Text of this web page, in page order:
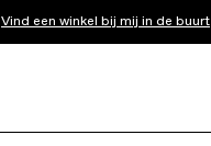
Vind een winkel bij mij in de buurt